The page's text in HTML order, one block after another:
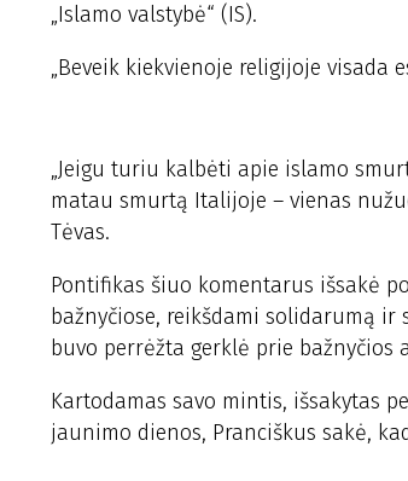
„Islamo valstybė“ (IS).
„Beveik kiekvienoje religijoje visada
„Jeigu turiu kalbėti apie islamo
matau smurtą Italijoje – vienas
Tėvas.
Pontifikas šiuo komentarus išsakė
bažnyčiose, reikšdami solidarumą
buvo perrėžta gerklė prie bažnyčios
Kartodamas savo mintis, išsakytas
jaunimo dienos, Pranciškus sakė,